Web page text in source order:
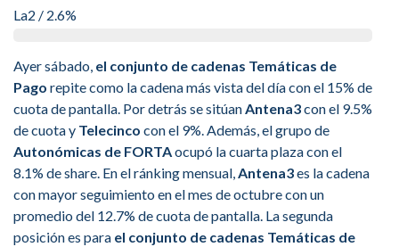
La2 / 2.6%
Ayer sábado, el conjunto de cadenas Temáticas de
Pago repite como la cadena más vista del día con el 15% de
cuota de pantalla. Por detrás se sitúanAntena3con el 9.5%
de cuota y Telecinco con el 9%. Además, el grupo de
Autonómicas de FORTAocupó la cuarta plaza con el
8.1% de share. En el ránking mensual,Antena3es la cadena
con mayor seguimiento en el mes de octubre con un
promedio del 12.7% de cuota de pantalla. La segunda
posición es para el conjunto de cadenas Temáticas de